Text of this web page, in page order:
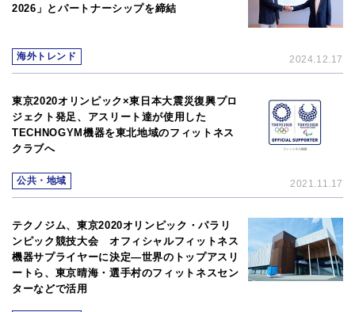
2026」とパートナーシップを締結
海外トレンド 2024.12.17
東京2020オリンピック×東日本大震災復興プロ
ジェクト発足、アスリート達が使用した
TECHNOGYM機器を東北地域のフィットネス
クラブへ
公共・地域 2021.11.17
テクノジム、東京2020オリンピック・パラリ
ンピック競技大会 オフィシャルフィットネス
機器サプライヤーに決定―世界のトップアスリ
ートら、東京晴海・選手村のフィットネスセン
ターなどで活用